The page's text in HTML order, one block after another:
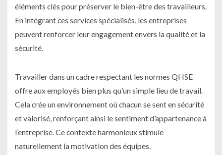
éléments clés pour préserver le bien-être des travailleurs.
En intégrant ces services spécialisés, les entreprises
peuvent renforcer leur engagement envers la qualité et la
sécurité.
Travailler dans un cadre respectant les normes QHSE
offre aux employés bien plus qu’un simple lieu de travail.
Cela crée un environnement où chacun se sent en sécurité
et valorisé, renforçant ainsi le sentiment d’appartenance à
l’entreprise. Ce contexte harmonieux stimule
naturellement la motivation des équipes.